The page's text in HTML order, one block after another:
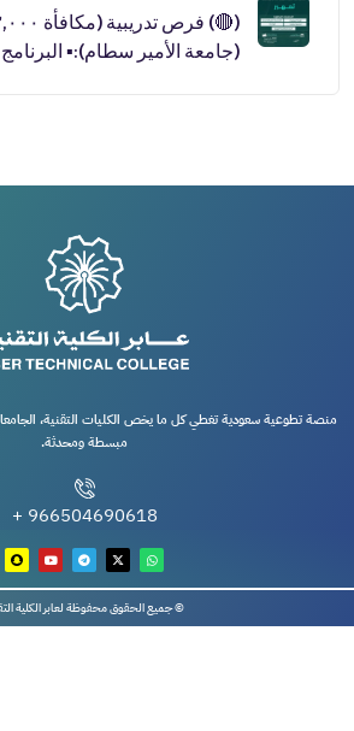
(جامعة الأمير سطام):▪️
منصة تطوعية سعودية تغطي كل ما يخص الكليات التقنية،
مبسطة ومحدثة.
966504690618 +
© جميع الحقوق محفوظة لعابر الكلية